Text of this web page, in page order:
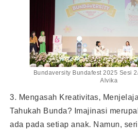
Bundaversity Bundafest 2025 Sesi
Alvika
3. Mengasah Kreativitas,
Tahukah Bunda? Imajinasi
ada pada setiap anak. Namun,